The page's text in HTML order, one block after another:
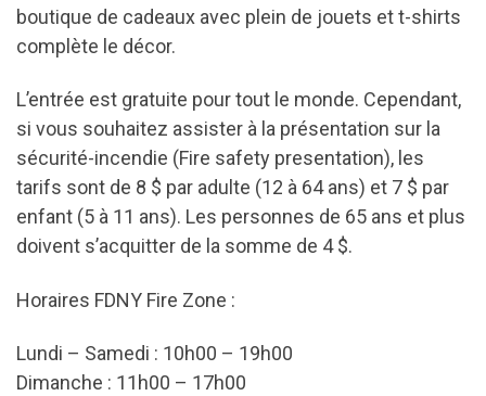
boutique de cadeaux avec plein de jouets et t-shirts
complète le décor.
L’entrée est gratuite pour tout le monde. Cependant,
si vous souhaitez assister à la présentation sur la
sécurité-incendie (Fire safety presentation), les
tarifs sont de 8 $ par adulte (12 à 64 ans) et 7 $ par
enfant (5 à 11 ans). Les personnes de 65 ans et plus
doivent s’acquitter de la somme de 4 $.
Horaires FDNY Fire Zone :
Lundi – Samedi : 10h00 – 19h00
Dimanche : 11h00 – 17h00